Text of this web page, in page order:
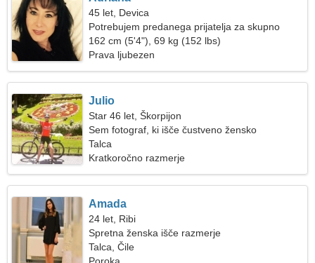
45 let, Devica
Potrebujem predanega prijatelja za skupno
potovanje
162 cm (5'4"), 69 kg (152 lbs)
Prava ljubezen
Julio
Star 46 let, Škorpijon
Sem fotograf, ki išče čustveno žensko
Talca
Kratkoročno razmerje
Amada
24 let, Ribi
Spretna ženska išče razmerje
Talca, Čile